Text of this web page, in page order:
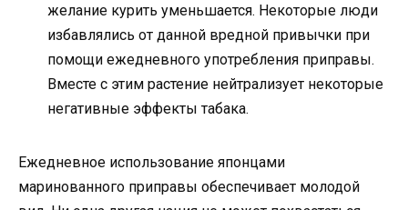
желание курить уменьшается. Некоторые люди
избавлялись от данной вредной привычки при
помощи ежедневного употребления приправы.
Вместе с этим растение нейтрализует некоторые
негативные эффекты табака.
Ежедневное использование японцами
маринованного приправы обеспечивает молодой